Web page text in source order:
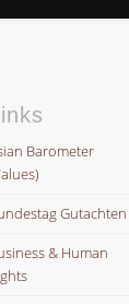
Barometer
Gutachten
& Human